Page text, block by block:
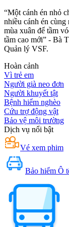
“Một cánh én nhỏ
nhiều cánh én
mùa xuân để tầm
tầm cao mới” - Bà
Quản lý VSF.
Hoàn cảnh
Vì trẻ em
Người già neo đơn
Người khuyết tật
Bệnh hiểm nghèo
Cứu trợ động vật
Bảo vệ môi trường
Dịch vụ nổi bật
Vé xem phim
Bảo hiểm Ô